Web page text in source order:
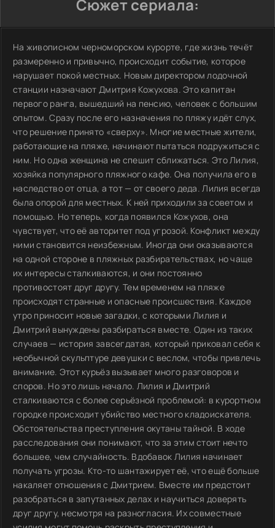
Сюжет сериала:
На живописном черноморском курорте, где жизнь течёт
размеренно и привычно, происходит событие, которое
нарушает покой местных. Новым директором лодочной
станции назначают Дмитрия Кожухова. Это капитан
первого ранга, вышедший на пенсию, человек с большим
опытом. Сразу после его назначения по пляжу идёт слух,
что решение принято «сверху». Многие местные жители,
работающие на пляже, начинают пытаться подружиться с
ним. Но одна женщина не спешит сближаться. Это Лилия,
хозяйка популярного пляжного кафе. Она получила его в
наследство от отца, а тот — от своего деда. Лилия всегда
была опорой для местных. К ней приходили за советом и
помощью. Но теперь, когда появился Кожухов, она
чувствует, что её авторитет под угрозой. Конфликт между
ними становится неизбежным. Иногда они оказываются
на одной стороне в пляжных разбирательствах, но чаще
их интересы сталкиваются, и они постоянно
противостоят друг другу. Тем временем на пляже
происходят странные и опасные происшествия. Каждое
утро приносит новые загадки, с которыми Лилия и
Дмитрий вынуждены разбираться вместе. Один из таких
случаев — история завсегдатая, который приковал себя к
необычной скульптуре девушки с веслом, чтобы привлечь
внимание. Этот курьёз вызывает много разговоров и
споров. Но это лишь начало. Лилия и Дмитрий
сталкиваются с более серьёзной проблемой: в курортном
городке происходит убийство местного кладоискателя.
Обстоятельства преступления окутаны тайной. В ходе
расследования они понимают, что за этим стоит нечто
большее, чем случайность. Вдобавок Лилия начинает
получать угрозы. Кто-то шантажирует её, что ещё больше
накаляет отношения с Дмитрием. Вместе им предстоит
разобраться в запутанных делах и научиться доверять
друг другу, несмотря на разногласия. Их совместные